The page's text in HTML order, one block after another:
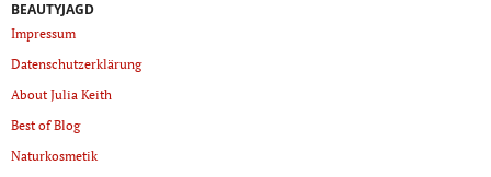
BEAUTYJAGD
Impressum
Datenschutzerklärung
About Julia Keith
Best of Blog
Naturkosmetik